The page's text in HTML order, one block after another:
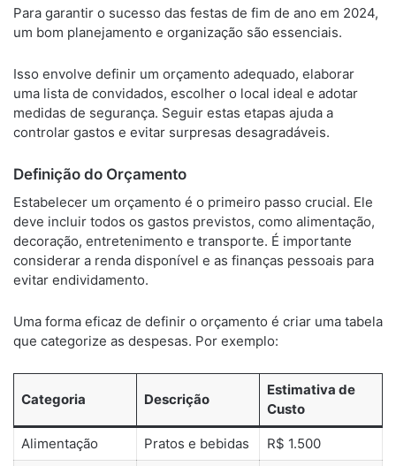
Para garantir o sucesso das festas de fim de ano em 2024,
um bom planejamento e organização são essenciais.
Isso envolve definir um orçamento adequado, elaborar
uma lista de convidados, escolher o local ideal e adotar
medidas de segurança. Seguir estas etapas ajuda a
controlar gastos e evitar surpresas desagradáveis.
Definição do Orçamento
Estabelecer um orçamento é o primeiro passo crucial. Ele
deve incluir todos os gastos previstos, como alimentação,
decoração, entretenimento e transporte. É importante
considerar a renda disponível e as finanças pessoais para
evitar endividamento.
Uma forma eficaz de definir o orçamento é criar uma tabela
que categorize as despesas. Por exemplo:
Categoria Descrição
Estimativa de
Custo
Alimentação Pratos e bebidas
R$ 1.500